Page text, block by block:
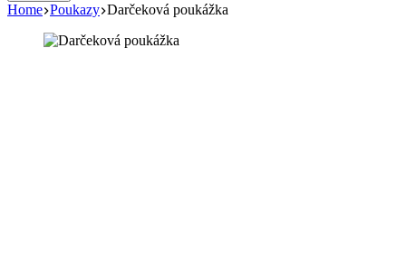
Home Poukazy Darčeková poukážka